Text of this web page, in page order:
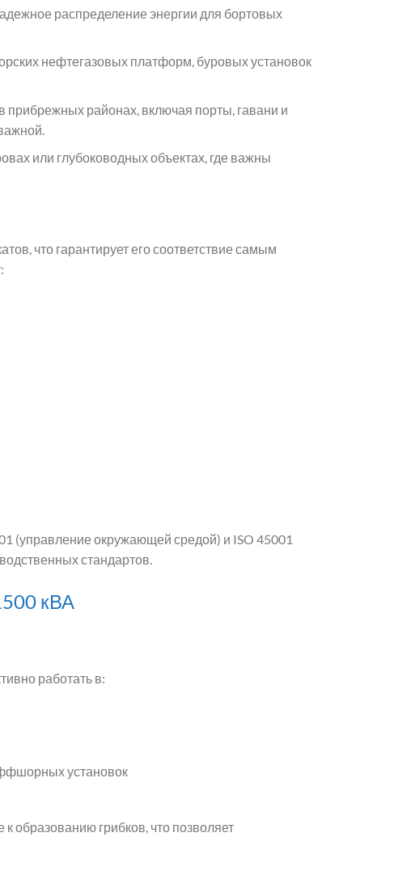
распределение энергии для бортовых
нефтегазовых платформ, буровых установок
прибрежных районах, включая порты, гавани и
или глубоководных объектах, где важны
что гарантирует его соответствие самым
(управление окружающей средой) и ISO 45001
стандартов.
кВА
работать в:
установок
образованию грибков, что позволяет